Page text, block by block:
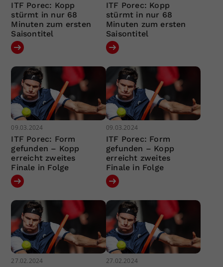
ITF Porec: Kopp
stürmt in nur 68
Minuten zum ersten
Saisontitel
ITF Porec: Kopp
stürmt in nur 68
Minuten zum ersten
Saisontitel
09.03.2024
ITF Porec: Form
gefunden – Kopp
erreicht zweites
Finale in Folge
09.03.2024
ITF Porec: Form
gefunden – Kopp
erreicht zweites
Finale in Folge
27.02.2024 27.02.2024